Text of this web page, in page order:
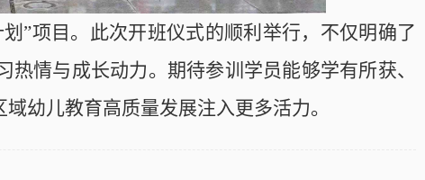
”项目。此次开班仪式的顺利举行，不仅明确了
情与成长动力。期待参训学员能够学有所获、
幼儿教育高质量发展注入更多活力。